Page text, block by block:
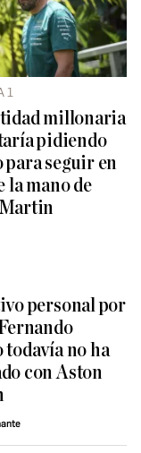
1
millonaria
pidiendo
para seguir en
la mano de
personal por
todavía no ha
con Aston